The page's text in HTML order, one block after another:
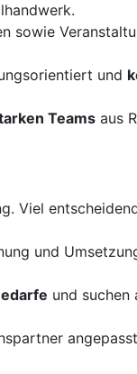
sowie
und
Teams aus
Viel
und
und suchen